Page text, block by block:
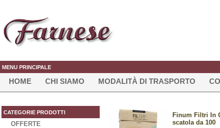
MENU PRINCIPALE
HOME CHI SIAMO MODALITÀ DI TRASPORTO
CATEGORIE PRODOTTI
OFFERTE
Finum Filtri In
scatola da 100